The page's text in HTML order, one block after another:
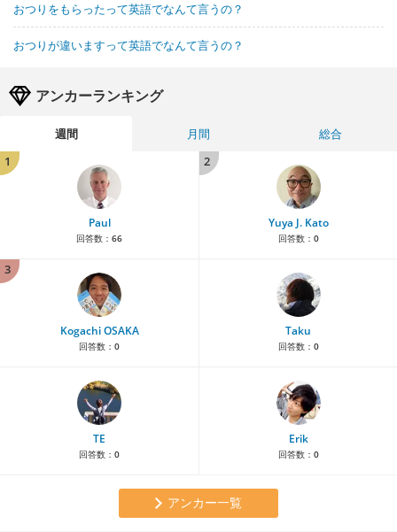
おつりをもらったって英語でなんて言うの？
おつりが違いますって英語でなんて言うの？
アンカーランキング
週間 月間
総合
1
Paul
回答数： 66
2
Yuya J. Kato
回答数： 0
3
Kogachi OSAKA
回答数： 0
Taku
回答数： 0
TE
回答数： 0
Erik
回答数： 0
アンカー一覧